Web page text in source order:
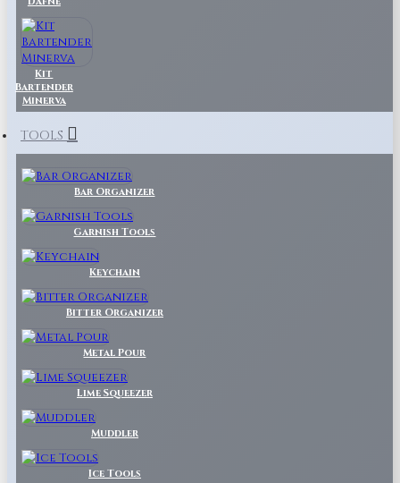
Kit
Bartender
Minerva
TOOLS
Bar Organizer
Garnish Tools
Keychain
Bitter Organizer
Metal Pour
Lime Squeezer
Muddler
Ice Tools